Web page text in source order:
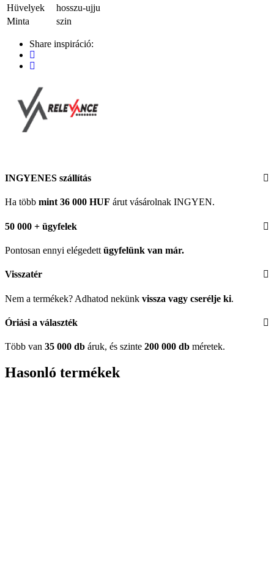
Hüvelyek
hosszu-ujju
Minta
szin
Share inspiráció:
INGYENES szállítás
Ha több mint 36 000 HUF árut vásárolnak INGYEN.
50 000 + ügyfelek
Pontosan ennyi elégedett ügyfelünk van már.
Visszatér
Nem a termékek? Adhatod nekünk vissza vagy cserélje ki.
Óriási a választék
Több van 35 000 db áruk, és szinte 200 000 db méretek.
Hasonló termékek